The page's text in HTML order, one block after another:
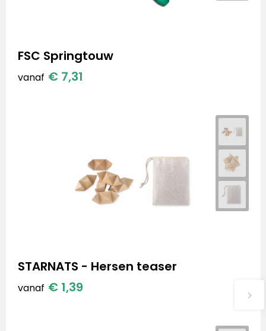
FSC Springtouw
vanaf € 7,31
STARNATS - Hersen teaser
vanaf € 1,39